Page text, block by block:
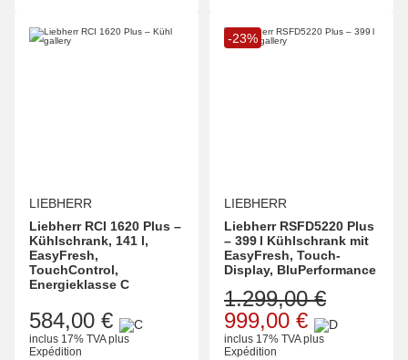
LIEBHERR
Liebherr RCI 1620 Plus –
Kühlschrank, 141 l,
EasyFresh,
TouchControl,
Energieklasse C
584,00 €
inclus 17% TVAplus
Expédition
-23%
LIEBHERR
Liebherr RSFD5220 Plus
– 399 l Kühlschrank mit
EasyFresh, Touch-
Display, BluPerformance
999,00 €
1.299,00 €
inclus 17% TVAplus
Expédition